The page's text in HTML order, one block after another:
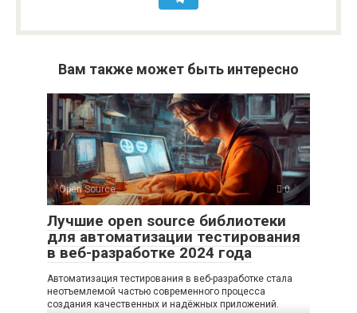
Вам также может быть интересно
Open Source 0
Лучшие open source библиотеки
для автоматизации тестирования
в веб-разработке 2024 года
Автоматизация тестирования в веб-разработке стала
неотъемлемой частью современного процесса
создания качественных и надёжных приложений.